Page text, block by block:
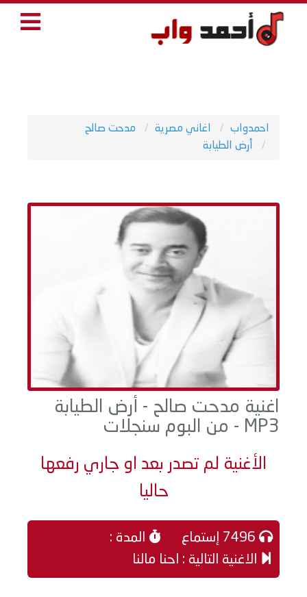
احمدواب اغاني مصرية
مدحت صالح
أرض الطيابة
اغنية مدحت صالح - أرض الطيابة
MP3 - من البوم سنجلات
الأغنية لم تصدر بعد او جاري رفعها
حاليا
المدة :
الاغنية التالية : احنا مالنا